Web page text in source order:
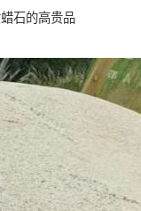
石的高贵品